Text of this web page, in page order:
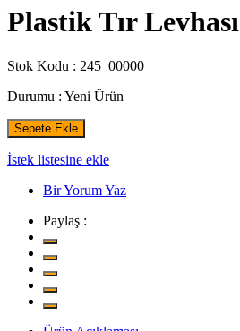
Plastik Tır Levhası
Stok Kodu : 245_00000
Durumu : Yeni Ürün
Sepete Ekle
İstek listesine ekle
Bir Yorum Yaz
Paylaş :